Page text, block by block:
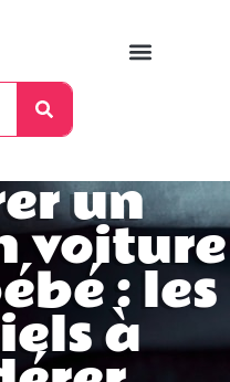
un
voiture
: les
à